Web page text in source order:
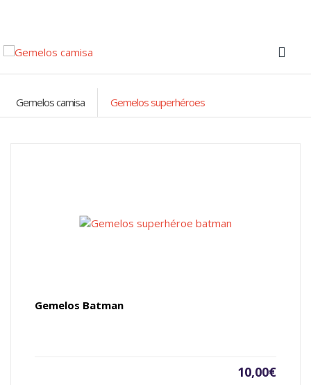
Gemelos camisa Gemelos superhéroes
Gemelos Batman
10,00€